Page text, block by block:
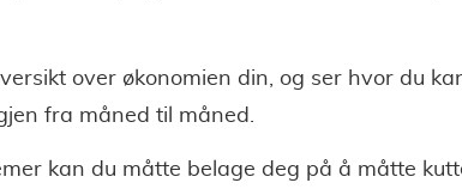
over økonomien din, og ser hvor du
fra måned til måned.
kan du måtte belage deg på å måtte